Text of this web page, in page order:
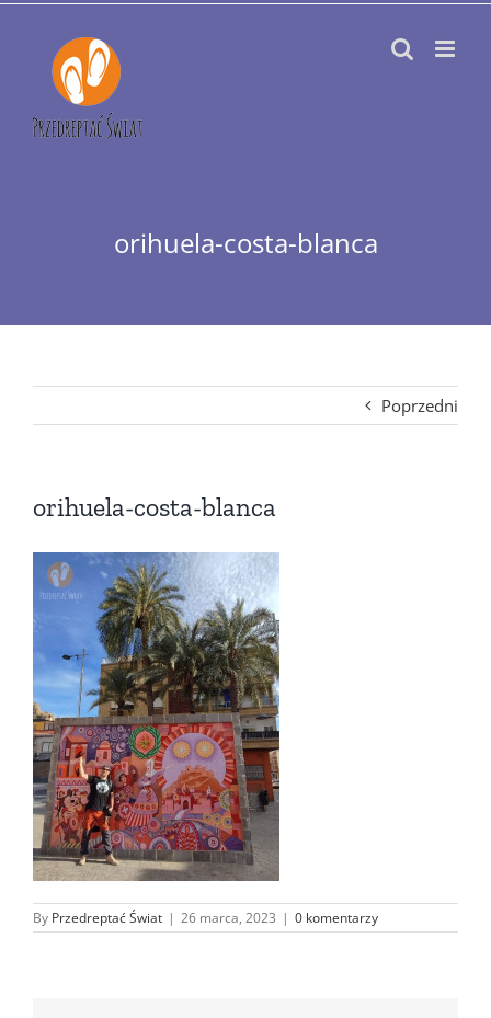
Przejdź
zawartości
orihuela-costa-blanca
Poprzedni
orihuela-costa-blanca
By Przedreptać Świat | 26 marca, 2023 | 0 komentarzy